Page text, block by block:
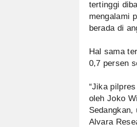
tertinggi
mengalami
berada di
Hal sama
0,7 persen
“Jika
oleh Joko
Alvara